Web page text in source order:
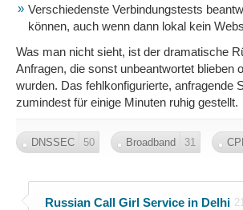
Verschiedenste Verbindungstests
können, auch wenn dann lokal kein
Was man nicht sieht, ist der dramatische
Anfragen, die sonst unbeantwortet blieben
wurden. Das fehlkonfigurierte, anfragende
zumindest für einige Minuten ruhig gestellt.
DNSSEC 50 Broadband 31
Russian Call Girl Service in Delhi